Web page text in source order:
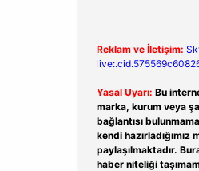
Reklam ve İletişim:
Yasal Uyarı: Bu
marka, kurum veya
bağlantısı
kendi hazırladığımız
paylaşılmaktadır.
haber niteliği